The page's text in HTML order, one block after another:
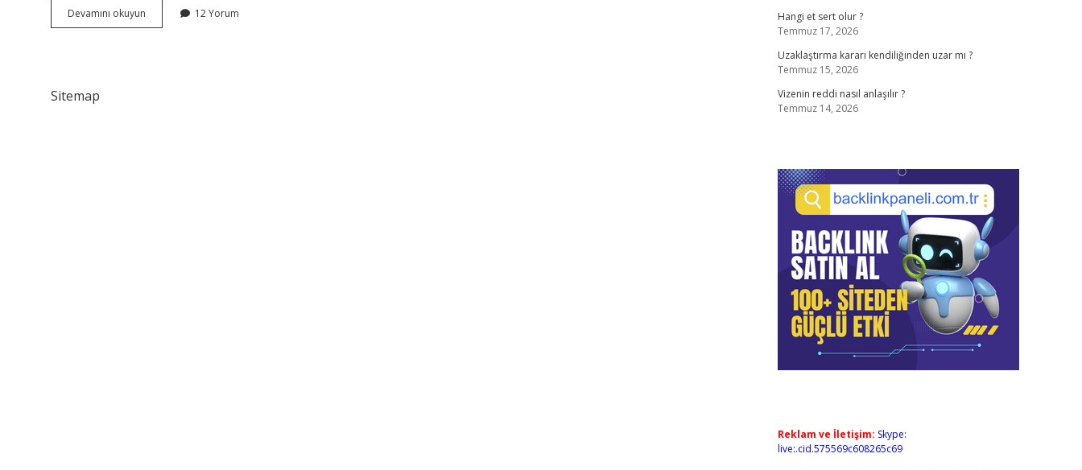
Devamını okuyun
Etkili
12 Yorum
Sitemap
Hangi et sert olur ?
Temmuz 17, 2026
Uzaklaştırma kararı kendiliğinden uzar mı ?
Temmuz 15, 2026
Vizenin reddi nasıl anlaşılır ?
Temmuz 14, 2026
Reklam ve İletişim: Skype:
live:.cid.575569c608265c69